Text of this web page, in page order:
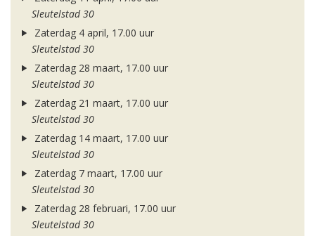
Sleutelstad 30
Zaterdag 4 april, 17.00 uur
Sleutelstad 30
Zaterdag 28 maart, 17.00 uur
Sleutelstad 30
Zaterdag 21 maart, 17.00 uur
Sleutelstad 30
Zaterdag 14 maart, 17.00 uur
Sleutelstad 30
Zaterdag 7 maart, 17.00 uur
Sleutelstad 30
Zaterdag 28 februari, 17.00 uur
Sleutelstad 30